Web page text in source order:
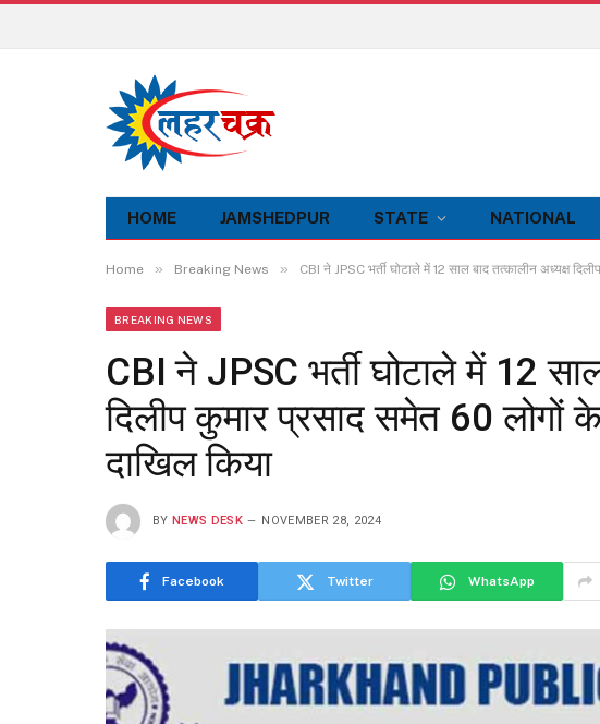
HOME JAMSHEDPUR STATE NATIONAL
Home » Breaking News » CBI ने JPSC भर्ती घोटाले में 12 साल बाद तत्कालीन अध्यक्ष
BREAKING NEWS
CBI ने JPSC भर्ती घोटाले में 12
दिलीप कुमार प्रसाद समेत 60 लोगों
दाखिल किया
BY NEWS DESK NOVEMBER 28, 2024
Facebook Twitter WhatsApp